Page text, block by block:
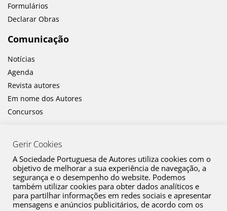
Formulários
Declarar Obras
Comunicação
Notícias
Agenda
Revista autores
Em nome dos Autores
Concursos
Canal de Denúncia
Plano de Prevenção de Riscos de Corrupção e Infrações Conexas
Gerir Cookies
A Sociedade Portuguesa de Autores utiliza cookies com o
objetivo de melhorar a sua experiência de navegação, a
segurança e o desempenho do website. Podemos
também utilizar cookies para obter dados analíticos e
para partilhar informações em redes sociais e apresentar
mensagens e anúncios publicitários, de acordo com os